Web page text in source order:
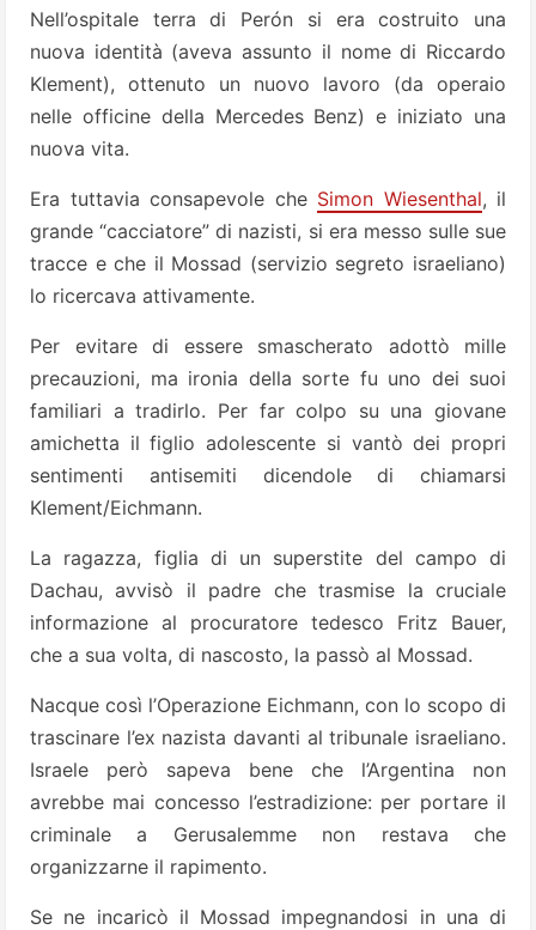
Nell’ospitale terra di Perón si era costruito una
nuova identità (aveva assunto il nome di Riccardo
Klement), ottenuto un nuovo lavoro (da operaio
nelle officine della Mercedes Benz) e iniziato una
nuova vita.
Era tuttavia consapevole che Simon Wiesenthal, il
grande “cacciatore” di nazisti, si era messo sulle sue
tracce e che il Mossad (servizio segreto israeliano)
lo ricercava attivamente.
Per evitare di essere smascherato adottò mille
precauzioni, ma ironia della sorte fu uno dei suoi
familiari a tradirlo. Per far colpo su una giovane
amichetta il figlio adolescente si vantò dei propri
sentimenti antisemiti dicendole di chiamarsi
Klement/Eichmann.
La ragazza, figlia di un superstite del campo di
Dachau, avvisò il padre che trasmise la cruciale
informazione al procuratore tedesco Fritz Bauer,
che a sua volta, di nascosto, la passò al Mossad.
Nacque così l’Operazione Eichmann, con lo scopo di
trascinare l’ex nazista davanti al tribunale israeliano.
Israele però sapeva bene che l’Argentina non
avrebbe mai concesso l’estradizione: per portare il
criminale a Gerusalemme non restava che
organizzarne il rapimento.
Se ne incaricò il Mossad impegnandosi in una di